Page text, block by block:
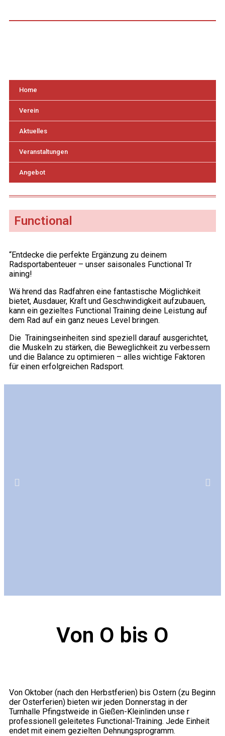
Home
Verein
Aktuelles
Veranstaltungen
Angebot
Functional
“Entdecke die perfekte Ergänzung zu deinem
Radsportabenteuer – unser saisonales Functional Tr
aining!
Wä hrend das Radfahren eine fantastische Möglichkeit
bietet, Ausdauer, Kraft und Geschwindigkeit aufzubauen,
kann ein gezieltes Functional Training deine Leistung auf
dem Rad auf ein ganz neues Level bringen.
Die Trainingseinheiten sind speziell darauf ausgerichtet,
die Muskeln zu stärken, die Beweglichkeit zu verbessern
und die Balance zu optimieren – alles wichtige Faktoren
für einen erfolgreichen Radsport.
Von O bis O
Von Oktober (nach den Herbstferien) bis Ostern (zu Beginn
der Osterferien) bieten wir jeden Donnerstag in der
Turnhalle Pfingstweide in Gießen-Kleinlinden unse r
professionell geleitetes Functional-Training. Jede Einheit
endet mit einem gezielten Dehnungsprogramm.